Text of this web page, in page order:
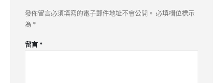
發佈留言必須填寫的電子郵件地址不會公開。 必填欄位標示
為 *
留言 *